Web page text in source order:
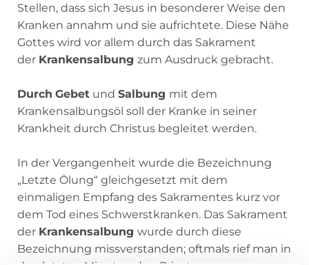
Stellen, dass sich Jesus in besonderer Weise den
Kranken annahm und sie aufrichtete. Diese Nähe
Gottes wird vor allem durch das Sakrament
der Krankensalbung zum Ausdruck gebracht.
Durch Gebet und Salbung mit dem
Krankensalbungsöl soll der Kranke in seiner
Krankheit durch Christus begleitet werden.
In der Vergangenheit wurde die Bezeichnung
„Letzte Ölung“ gleichgesetzt mit dem
einmaligen Empfang des Sakramentes kurz vor
dem Tod eines Schwerstkranken. Das Sakrament
der Krankensalbung wurde durch diese
Bezeichnung missverstanden; oftmals rief man in